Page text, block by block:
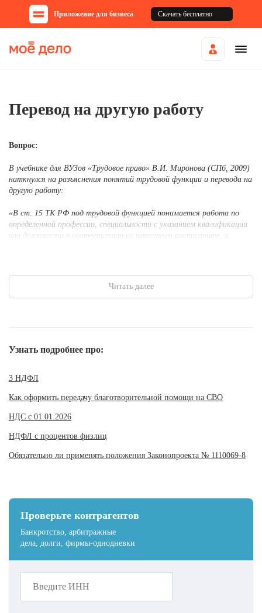
Приложение для бизнеса Скачать бесплатно
Проверьте контрагентов
Банкротство, арбитражные
дела, долги, фирмы-однодневки
Перевод на другую работу
Вопрос:
В учебнике для ВУЗов «Трудовое право» В.И. Миронова (СПб, 2009)
наткнулся на разъяснения понятий трудовой функции и перевода на
другую работу:
«В ст. 15 ТК РФ под трудовой функцией понимается работа по
определенной профессии, специальности с указанием квалификации
или должности в соответствии со штатным расписанием, а...
Читать далее
Узнать подробнее про:
3 НДФЛ
Как оформить передачу благотворительной помощи на СВО
НДС с 01.01.2026
НДФЛ с процентов физлиц
Обязательно ли применять положения Законопроекта № 1110069-8